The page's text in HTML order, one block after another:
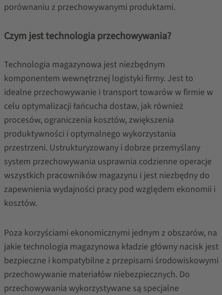
porównaniu z przechowywanymi produktami.
Czym jest technologia przechowywania?
Technologia magazynowa jest niezbędnym
komponentem wewnętrznej logistyki firmy. Jest to
idealne przechowywanie i transport towarów w firmie w
celu optymalizacji łańcucha dostaw, jak również
procesów, ograniczenia kosztów, zwiększenia
produktywności i optymalnego wykorzystania
przestrzeni. Ustrukturyzowany i dobrze przemyślany
system przechowywania usprawnia codzienne operacje
wszystkich pracowników magazynu i jest niezbędny do
zapewnienia wydajności pracy pod względem ekonomii i
kosztów.
Poza korzyściami ekonomicznymi jednym z obszarów, na
jakie technologia magazynowa kładzie główny nacisk jest
bezpieczne i kompatybilne z przepisami środowiskowymi
przechowywanie materiałów niebezpiecznych. Do
przechowywania wykorzystywane są specjalne